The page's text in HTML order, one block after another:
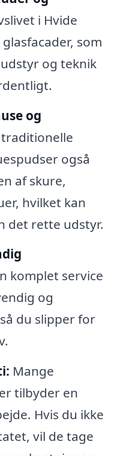
i Hvide
som
og teknik
og
også
af skure,
hvilket kan
det rette udstyr.
komplet service
og
du slipper for
Mange
tilbyder en
Hvis du ikke
vil de tage